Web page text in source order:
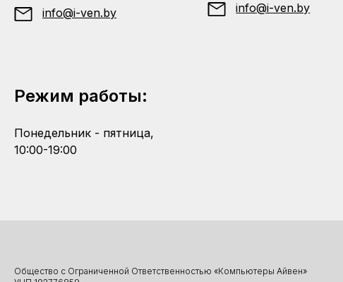
info@i-ven.by info@i-ven.by
Режим работы:
Понедельник - пятница,
10:00-19:00
Общество с Ограниченной Ответственностью «Компьютеры Айвен»